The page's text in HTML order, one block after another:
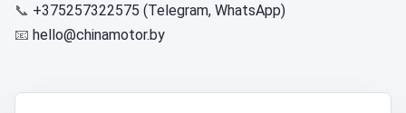
📞 +375257322575 (Telegram, WhatsApp)
📧 hello@chinamotor.by